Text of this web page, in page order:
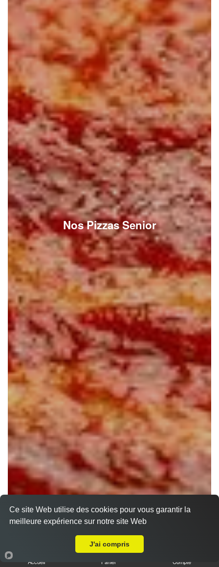
Nos Pizzas Senior
Accueil Panier Compte
Ce site Web utilise des cookies pour vous garantir la
meilleure expérience sur notre site Web
J'ai compris